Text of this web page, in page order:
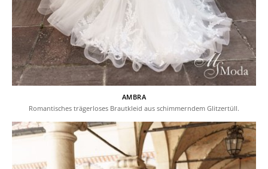
AMBRA
Romantisches trägerloses Brautkleid aus schimmerndem Glitzertüll.